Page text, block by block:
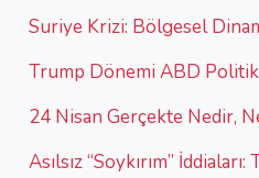
Suriye Krizi: Bölgesel
Trump Dönemi ABD
24 Nisan Gerçekte Nedir,
Asılsız “Soykırım”